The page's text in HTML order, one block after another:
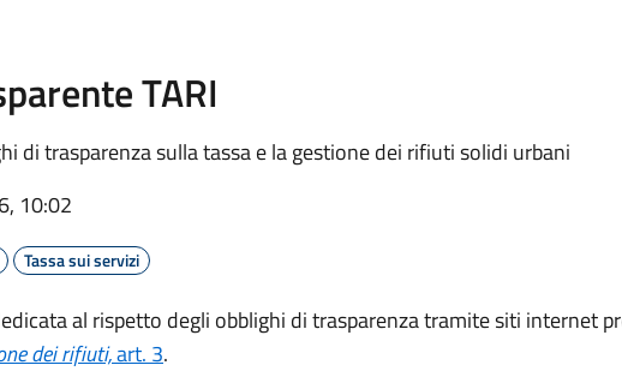
TARI
di trasparenza sulla tassa e la gestione dei rifiuti solidi urbani
10:02
Tassa sui servizi
al rispetto degli obblighi di trasparenza tramite siti internet
dei rifiuti,art. 3.